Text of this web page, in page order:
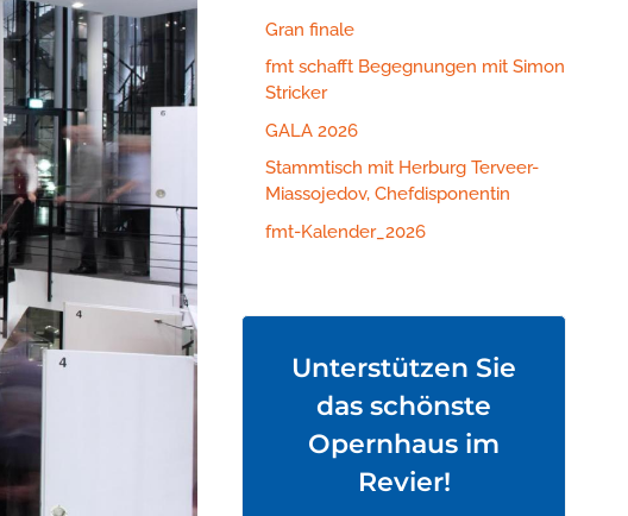
Gran finale
fmt schafft Begegnungen mit Simon
Stricker
GALA 2026
Stammtisch mit Herburg Terveer-
Miassojedov, Chefdisponentin
fmt-Kalender_2026
Unterstützen Sie
das schönste
Opernhaus im
Revier!